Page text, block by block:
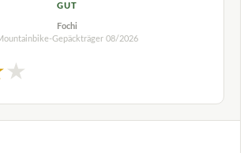
GUT
Fochi
Gepäckträger 08/2026
★